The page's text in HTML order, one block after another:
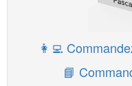
👩‍💻
📘